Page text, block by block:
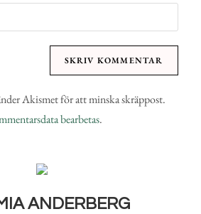
Akismet för att minska skräppost.
bearbetas.
ANDERBERG